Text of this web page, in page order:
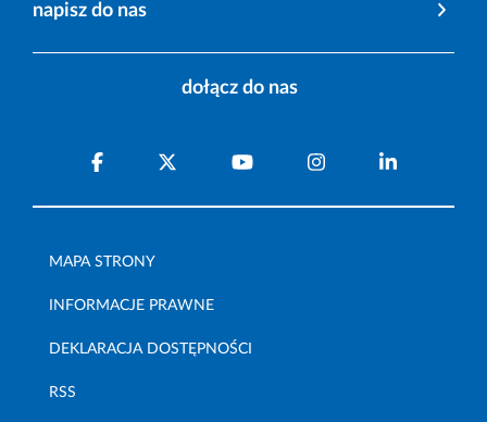
napisz do nas
dołącz do nas
MAPA STRONY
INFORMACJE PRAWNE
DEKLARACJA DOSTĘPNOŚCI
RSS